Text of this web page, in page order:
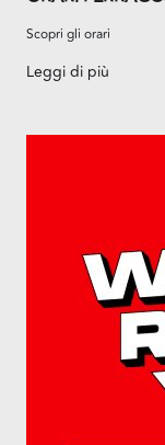
Scopri gli orari
Leggi di più